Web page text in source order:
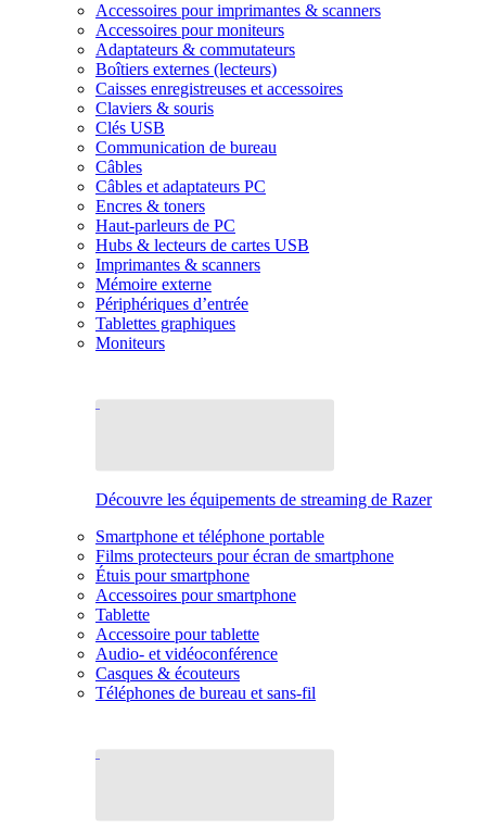
Accessoires pour imprimantes & scanners
Accessoires pour moniteurs
Adaptateurs & commutateurs
Boîtiers externes (lecteurs)
Caisses enregistreuses et accessoires
Claviers & souris
Clés USB
Communication de bureau
Câbles
Câbles et adaptateurs PC
Encres & toners
Haut-parleurs de PC
Hubs & lecteurs de cartes USB
Imprimantes & scanners
Mémoire externe
Périphériques d’entrée
Tablettes graphiques
Moniteurs
Découvre les équipements de streaming de Razer
Smartphone et téléphone portable
Films protecteurs pour écran de smartphone
Étuis pour smartphone
Accessoires pour smartphone
Tablette
Accessoire pour tablette
Audio- et vidéoconférence
Casques & écouteurs
Téléphones de bureau et sans-fil